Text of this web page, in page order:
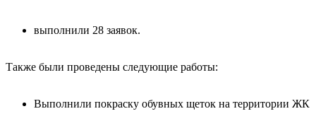
выполнили 28 заявок.
Также были проведены следующие работы:
Выполнили покраску обувных щеток на территории ЖК